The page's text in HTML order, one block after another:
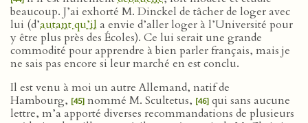
beaucoup. J’ai exhorté M. Dinckel de tâcher de loger avec
lui (d’autant qu’il a envie d’aller loger à l’Université pour
y être plus près des Écoles). Ce lui serait une grande
commodité pour apprendre à bien parler français, mais je
ne sais pas encore si leur marché en est conclu.
Il est venu à moi un autre Allemand, natif de
Hambourg, [45] nommé M. Scultetus, [46] qui sans aucune
lettre, m’a apporté diverses recommandations de plusieurs